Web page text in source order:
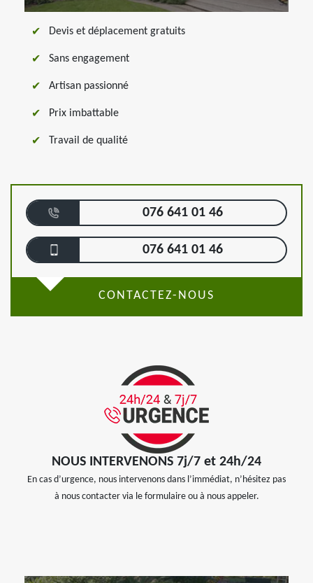
Devis et déplacement gratuits
Sans engagement
Artisan passionné
Prix imbattable
Travail de qualité
076 641 01 46
076 641 01 46
CONTACTEZ-NOUS
NOUS INTERVENONS 7j/7 et 24h/24
En cas d’urgence, nous intervenons dans l’immédiat, n’hésitez pas
à nous contacter via le formulaire ou à nous appeler.